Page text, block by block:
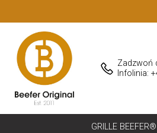
Zadzwoń
Infolinia:
GRILLE BEEFER®